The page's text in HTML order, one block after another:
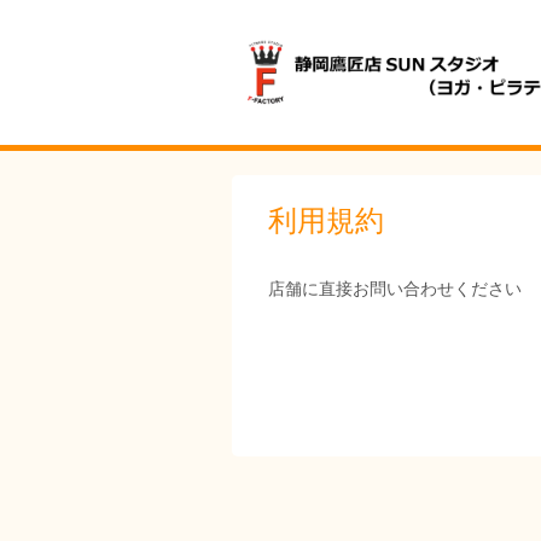
利用規約
店舗に直接お問い合わせください